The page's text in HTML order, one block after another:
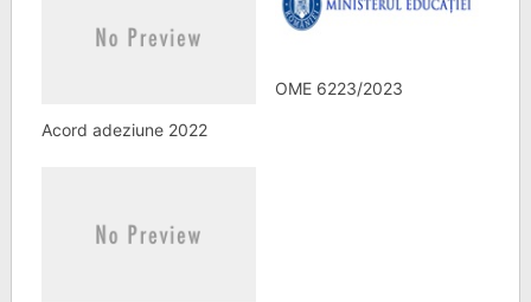
Acord adeziune 2022
OME 6223/2023